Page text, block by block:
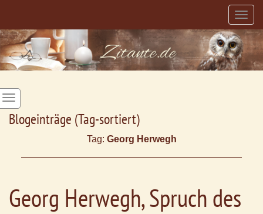
Blogeinträge (Tag-sortiert)
Tag: Georg Herwegh
Georg Herwegh, Spruch des